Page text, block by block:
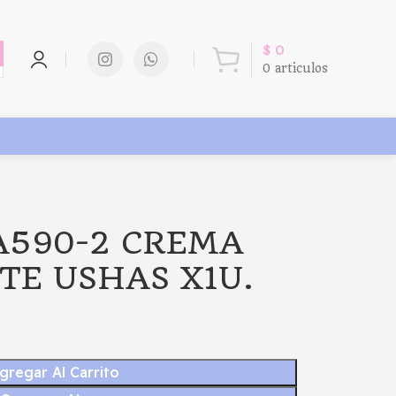
0 articulos
$ 0
2 CREMA
USHAS X1U.
Al Carrito